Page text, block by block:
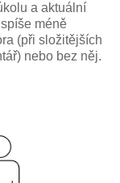
a aktuální
méně
(při složitějších
nebo bez něj.